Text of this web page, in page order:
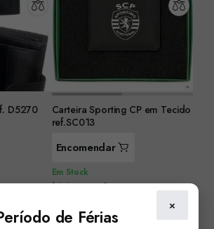
D5270
preço
Carteira Sporting CP em Tecido
ref.SC013
Encomendar
Em Stock
Iniciar sessão para ver preço
×
de Férias